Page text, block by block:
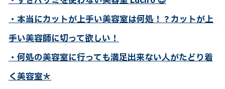
・本当にカットが上手い美容室は何処！？カットが上
手い美容師に切って欲しい！
・何処の美容室に行っても満足出来ない人がたどり着
く美容室＊